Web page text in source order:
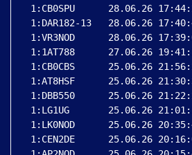
1:CB0SPU      28.06.26
1:DAR182-13   28.06.26
1:VR3NOD      28.06.26
1:1AT788      27.06.26
1:CB0CBS      25.06.26
1:AT8HSF      25.06.26
1:DBB550      25.06.26
1:LG1UG       25.06.26
1:LK0NOD      25.06.26
1:CEN2DE      25.06.26